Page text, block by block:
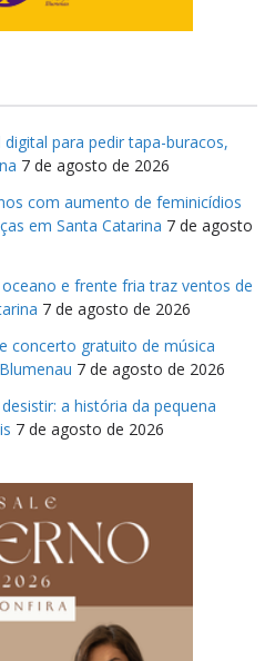
para pedir tapa-buracos,
7 de agosto de 2026
com aumento de feminicídios
em Santa Catarina 7 de agosto
e frente fria traz ventos de
7 de agosto de 2026
concerto gratuito de música
7 de agosto de 2026
a história da pequena
7 de agosto de 2026